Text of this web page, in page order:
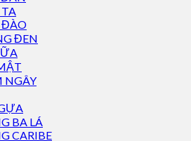
ĐÀO
ĐEN
NGÂY
BA LÁ
CARIBE